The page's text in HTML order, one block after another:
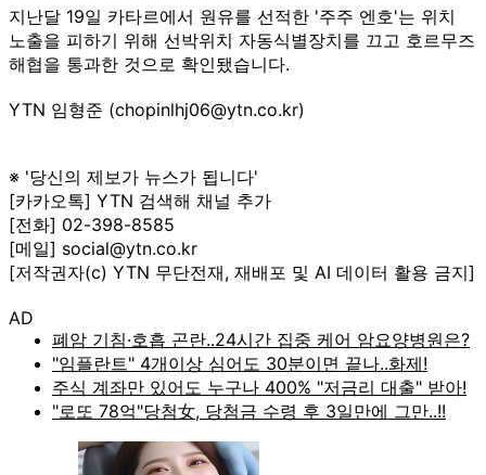
지난달 19일 카타르에서 원유를 선적한 '주주 엔호'는 위치
노출을 피하기 위해 선박위치 자동식별장치를 끄고 호르무즈
해협을 통과한 것으로 확인됐습니다.
YTN 임형준 (chopinlhj06@ytn.co.kr)
※ '당신의 제보가 뉴스가 됩니다'
[카카오톡] YTN 검색해 채널 추가
[전화] 02-398-8585
[메일] social@ytn.co.kr
[저작권자(c) YTN 무단전재, 재배포 및 AI 데이터 활용 금지]
AD